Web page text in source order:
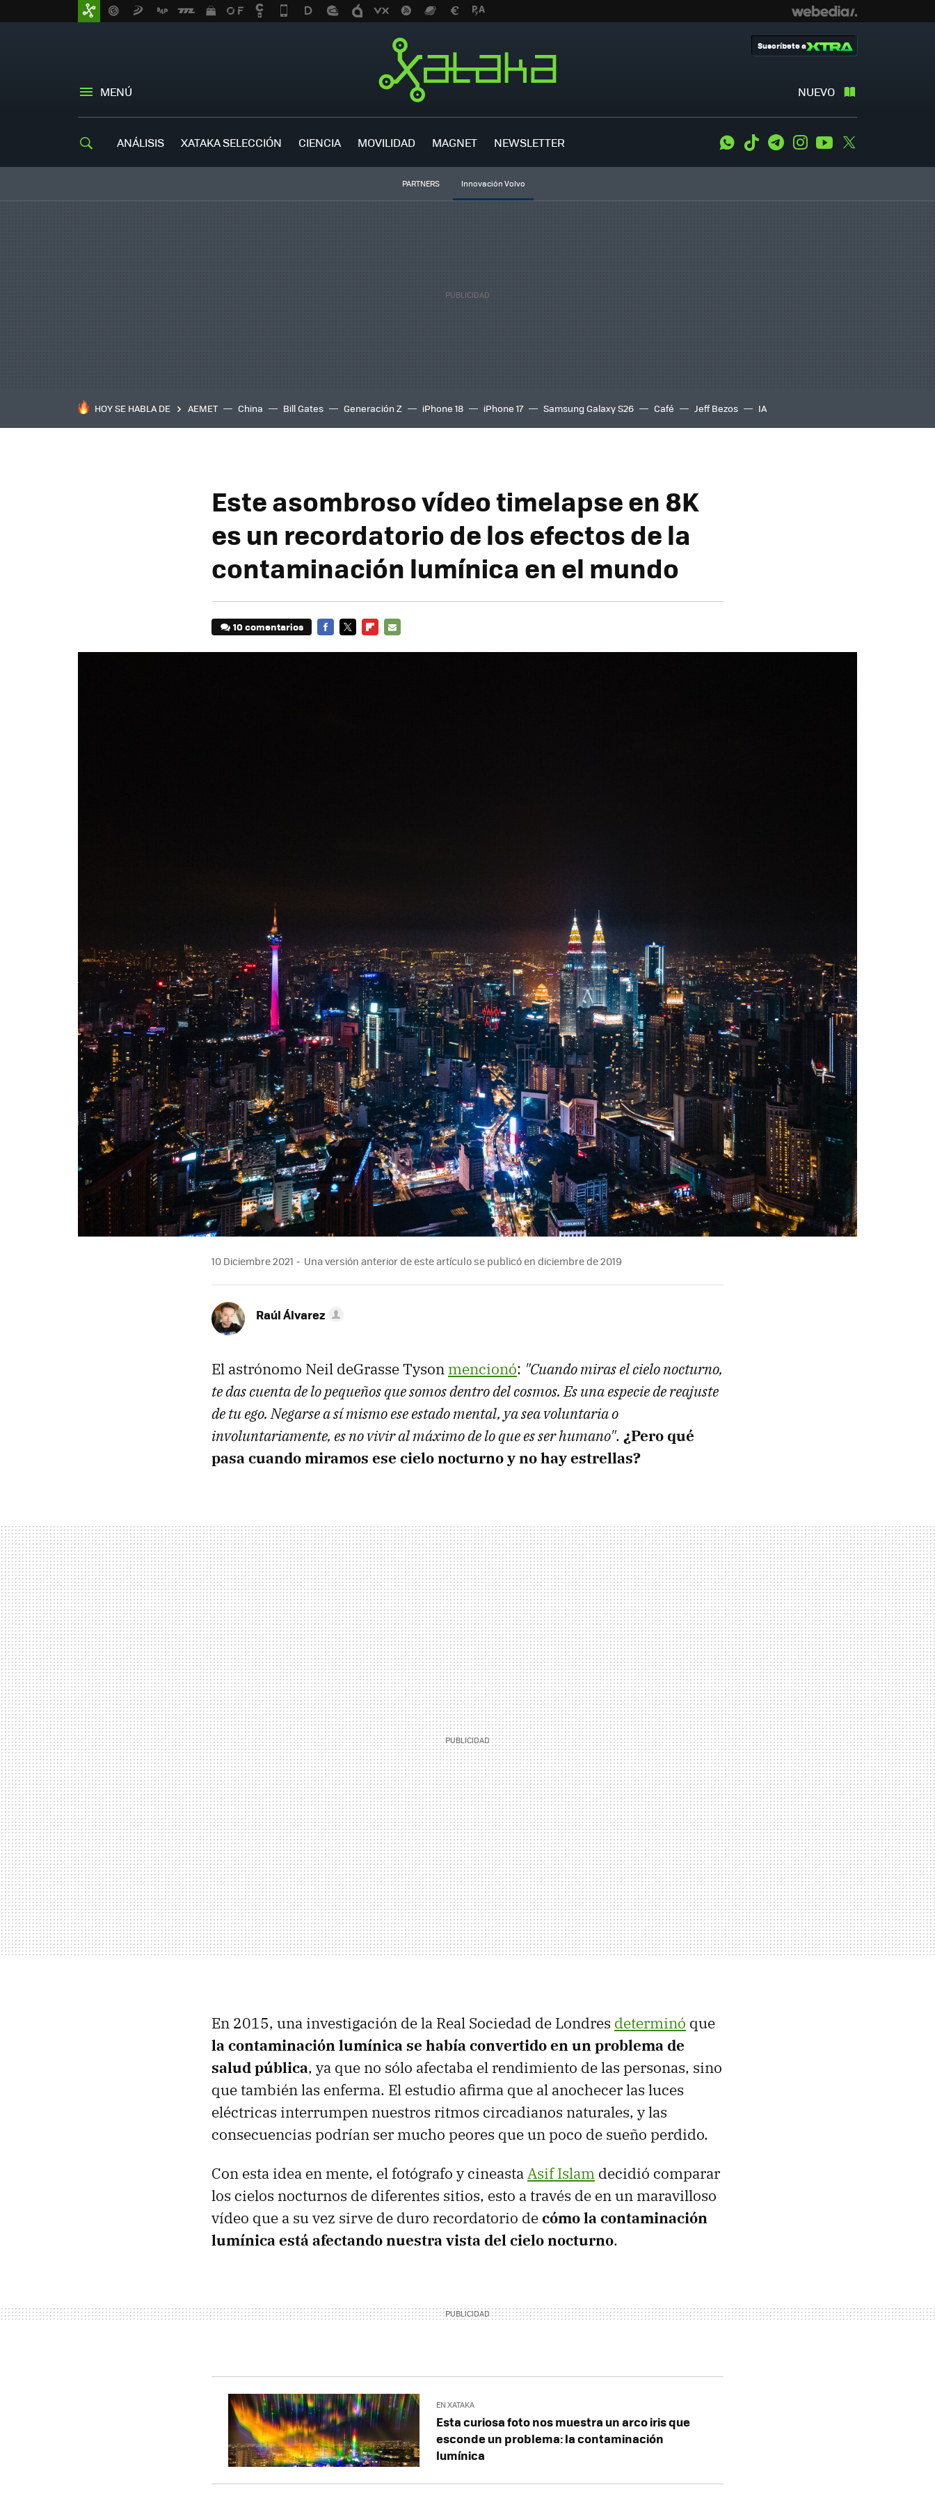
MENÚ NUEVO
Suscríbete a
ANÁLISIS XATAKA SELECCIÓN CIENCIA MOVILIDAD MAGNET NEWSLETTER WhatsApp
Tiktok TelegramInstagramYoutube
PARTNERS Innovación Volvo
HOY SE HABLA DE AEMET China Bill Gates Generación Z iPhone 18 iPhone 17 Samsung Galaxy S26 Café Jeff Bezos IA
Este asombroso vídeo timelapse en 8K
es un recordatorio de los efectos de la
contaminación lumínica en el mundo
10 comentarios
10 Diciembre 2021 Una versión anterior de este artículo se publicó en diciembre de 2019
Raúl Álvarez
El astrónomo Neil deGrasse Tyson mencionó: "Cuando miras el cielo nocturno,
te das cuenta de lo pequeños que somos dentro del cosmos. Es una especie de reajuste
de tu ego. Negarse a sí mismo ese estado mental, ya sea voluntaria o
involuntariamente, es no vivir al máximo de lo que es ser humano". ¿Pero qué
pasa cuando miramos ese cielo nocturno y no hay estrellas?
En 2015, una investigación de la Real Sociedad de Londres determinó que
la contaminación lumínica se había convertido en un problema de
salud pública, ya que no sólo afectaba el rendimiento de las personas, sino
que también las enferma. El estudio afirma que al anochecer las luces
eléctricas interrumpen nuestros ritmos circadianos naturales, y las
consecuencias podrían ser mucho peores que un poco de sueño perdido.
Con esta idea en mente, el fotógrafo y cineasta Asif Islam decidió comparar
los cielos nocturnos de diferentes sitios, esto a través de en un maravilloso
vídeo que a su vez sirve de duro recordatorio decómo la contaminación
lumínica está afectando nuestra vista del cielo nocturno.
EN XATAKA
Esta curiosa foto nos muestra un arco iris que
esconde un problema: la contaminación
lumínica